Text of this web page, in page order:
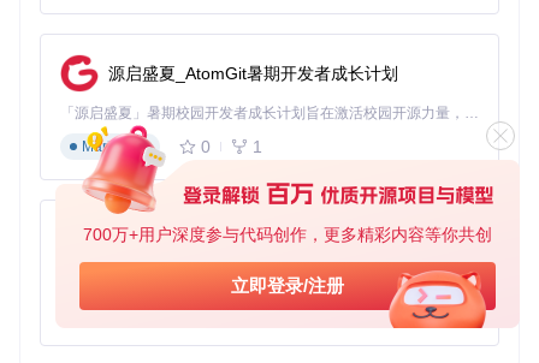
700万+用户深度参与代码创作，更多精彩内容等你共创
立即登录/注册
说明，生成文本注释，提升团队协作效率。
教育工作者场景
课堂内容转化：使用实时转录功能记录讲座内容，自动生成带
时间戳的文本笔记。配合多语言支持，可同时生成双语字幕，
帮助国际学生理解课程内容。支持将转录结果直接导出为PDF
：利用Vibe的发音评估功能，学生可录制口语练
习并获得实时反馈。系统会标记发音不准确的单词和语调问
源启盛夏_AtomGit暑期开发者成长计划
「源启盛夏」暑期校园开发者成长计划旨在激活校园开源力量，通过积分激励、认证扶持、资源倾斜等形式，引导高校组织和开发者完成「入驻 — 建项目 — 做贡献 — 获认证 — 得资源」的完整闭环。无论你是想带领社团入驻平台的组织者，还是希望用代码贡献证明自己的开发者，都能在这里找到属于你的成长路径。
Markdown
0 1
py-xiaozhi
基于Python的Xiaozhi AI，适用于想要完整Xiaozhi体验而无需拥有专用硬件的用户。
Python
0 1